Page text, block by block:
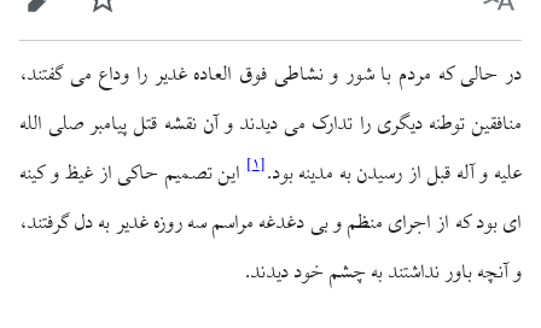
زبان پیگیری
در حالى كه مردم با شور و نشاطى فوق ‏العاده غدير را وداع مى‏ گفتند،
منافقین توطئه ديگرى را تدارک مى‏ ديدند و آن نقشه قتل پيامبر صلى الله
عليه و آله قبل از رسيدن به مدینه بود.[۱] اين تصميم حاكى از غيظ و كينه
‏اى بود كه از اجراى منظم و بى ‏دغدغه مراسم سه روزه غدير به دل گرفتند،
و آنچه باور نداشتند به چشم خود ديدند.